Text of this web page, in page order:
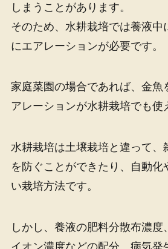
しまうことがあります。
そのため、水耕栽培では養液中
にエアレーションが必要です。
家庭菜園の場合であれば、金魚
アレーションが水耕栽培でも使
水耕栽培は土壌栽培と違って、
を防ぐことができたり、自動化
い栽培方法です。
しかし、養液の肥料分散布濃度